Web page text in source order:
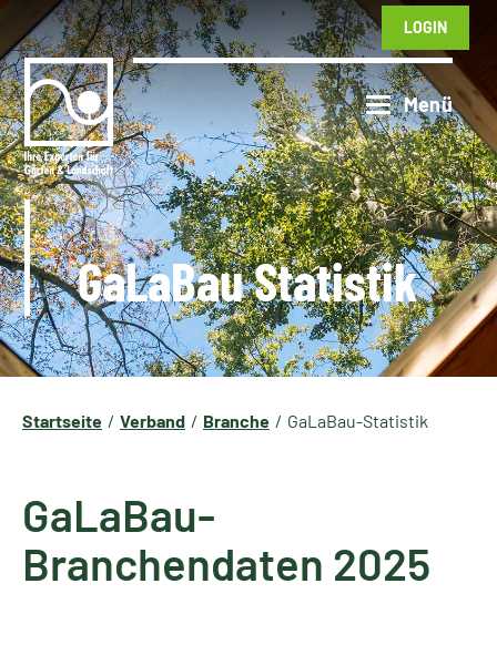
LOGIN
GaLaBau Statistik
Startseite Verband Branche GaLaBau-Statistik
GaLaBau-
Branchendaten 2025